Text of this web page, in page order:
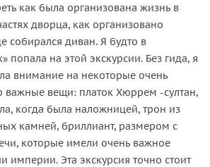
как была организована жизнь в
дворца, как организовано
собирался диван. Я будто в
попала на этой экскурсии. Без гида, я
внимание на некоторые очень
важные вещи: платок Хюррем -султан,
когда была наложницей, трон из
камней, бриллиант, размером с
которые имели очень важное
империи. Эта экскурсия точно стоит